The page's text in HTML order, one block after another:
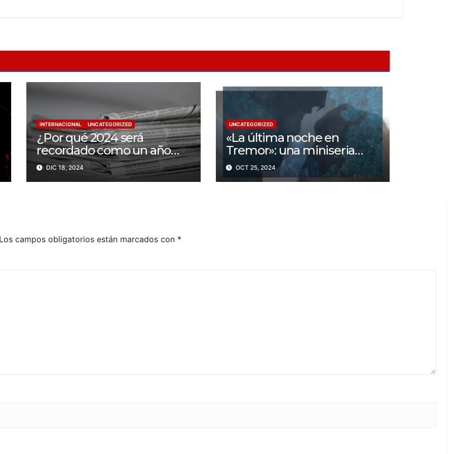
INTERNACIONAL UNCATEGORIZED
¿Por qué 2024 será
recordado como un año
trágico para la libertad de
prensa? Un tercio de los
DIC 18, 2024
UNCATEGORIZED
«La última noche en
Tremor»: una miniseria
psicológica ¿Cuál es su
trama?
OCT 25, 2024
Los campos obligatorios están marcados con *